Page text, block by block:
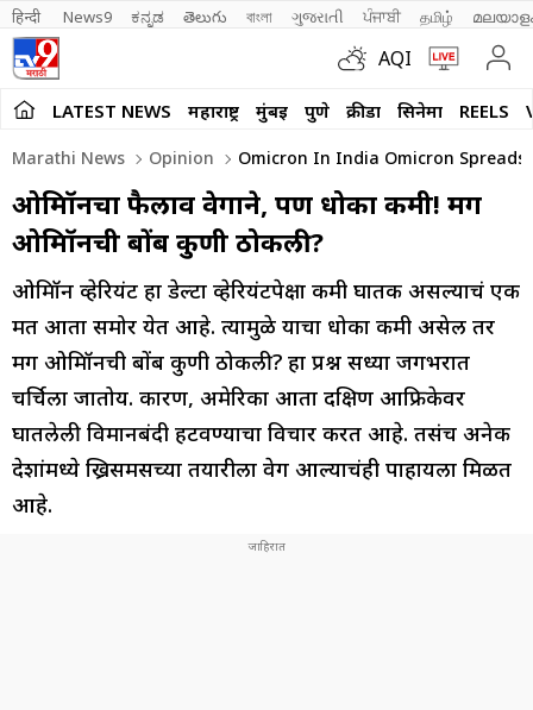
हिन्दी News9 ಕನ್ನಡ తెలుగు বাংলা ગુજરાતી ਪੰਜਾਬੀ தமிழ்
AQI
LATEST NEWS महाराष्ट्र मुंबई पुणे क्रीडा सिनेमा REELS
Marathi News Opinion Omicron In India Omicron Spreads
ओमिक्रॉनचा फैलाव वेगाने, पण धोका कमी! मग
ओमिक्रॉनची बोंब कुणी ठोकली?
ओमिक्रॉन व्हेरियंट हा डेल्टा व्हेरियंटपेक्षा कमी घातक असल्याचं एक
मत आता समोर येत आहे. त्यामुळे याचा धोका कमी असेल तर
मग ओमिक्रॉनची बोंब कुणी ठोकली? हा प्रश्न सध्या जगभरात
चर्चिला जातोय. कारण, अमेरिका आता दक्षिण आफ्रिकेवर
घातलेली विमानबंदी हटवण्याचा विचार करत आहे. तसंच अनेक
देशांमध्ये ख्रिसमसच्या तयारीला वेग आल्याचंही पाहायला मिळत
आहे.